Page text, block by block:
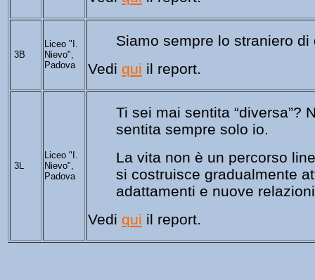
3B
Liceo "I.
Nievo",
Padova
Siamo sempre lo straniero di
Vedi qui il report.
3L
Liceo "I.
Nievo",
Padova
Ti sei mai sentita “diversa”?
sentita sempre solo io.
La vita non è un percorso
si costruisce gradualmente
adattamenti e nuove
Vedi qui il report.